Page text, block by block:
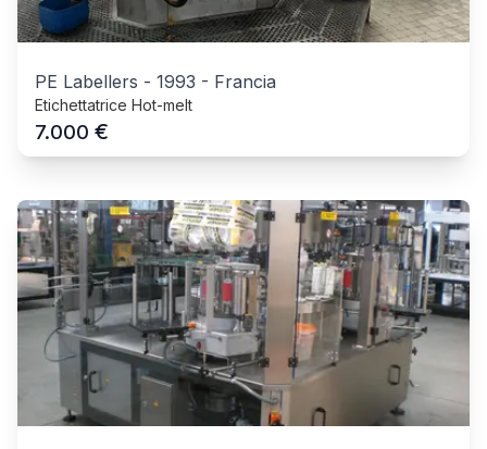
PE Labellers - 1993 - Francia
Etichettatrice Hot-melt
7.000 €